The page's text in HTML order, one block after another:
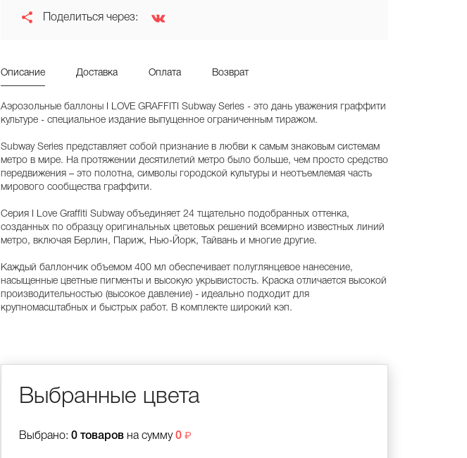
Поделиться через:
Описание Доставка Оплата Возврат
Аэрозольные баллоны I LOVE GRAFFITI Subway Series - это дань уважения граффити
культуре - специальное издание выпущенное ограниченным тиражом.
Subway Series представляет собой признание в любви к самым знаковым системам
метро в мире. На протяжении десятилетий метро было больше, чем просто средство
передвижения – это полотна, символы городской культуры и неотъемлемая часть
мирового сообщества граффити.
Серия I Love Graffiti Subway объединяет 24 тщательно подобранных оттенка,
созданных по образцу оригинальных цветовых решений всемирно известных линий
метро, включая Берлин, Париж, Нью-Йорк, Тайвань и многие другие.
Каждый баллончик объемом 400 мл обеспечивает полуглянцевое нанесение,
насыщенные цветные пигменты и высокую укрывистость. Краска отличается высокой
производительностью (высокое давление) - идеально подходит для
крупномасштабных и быстрых работ. В комплекте широкий кэп.
Выбранные цвета
Выбрано: 0 товаров на сумму 0